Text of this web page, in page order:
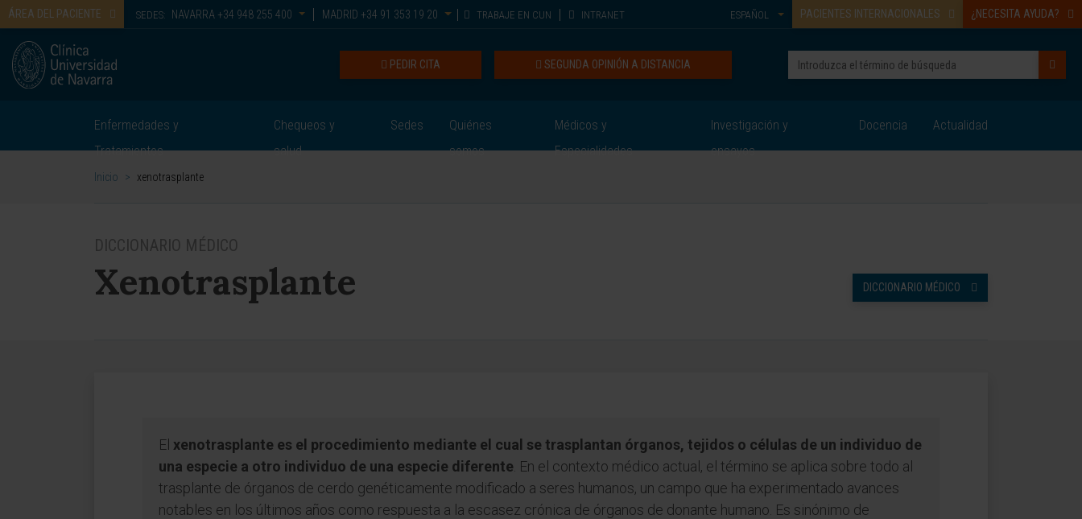
ÁREA DEL PACIENTE SEDES: NAVARRA +34 948 255 400 MADRID +34 91 353 19 20 TRABAJE EN CUN INTRANET PACIENTES INTERNACIONALES ¿NECESITA AYUDA?
ESPAÑOL
SEGUNDA OPINIÓN A DISTANCIA
PEDIR CITA
Enfermedades y
Tratamientos
Chequeos y
salud
Sedes
Quiénes
somos
Médicos y
Especialidades
Investigación y
ensayos
Docencia Actualidad
Inicio > xenotrasplante
DICCIONARIO MÉDICO
Xenotrasplante DICCIONARIO MÉDICO
El xenotrasplante es el procedimiento mediante el cual se trasplantan órganos, tejidos o células de un individuo de
una especie a otro individuo de una especie diferente . En el contexto médico actual, el término se aplica sobre todo al
trasplante de órganos de cerdo genéticamente modificado a seres humanos, un campo que ha experimentado avances
notables en los últimos años como respuesta a la escasez crónica de órganos de donante humano. Es sinónimo de